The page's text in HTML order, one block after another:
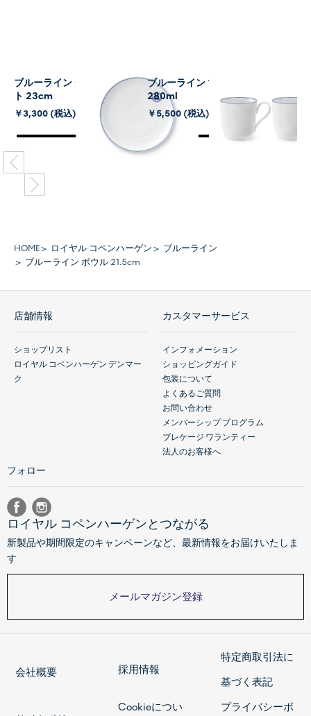
ブルーライン クーププレー
ト 23cm
￥3,300 (税込)
ブルーライン マグ ペア
280ml
￥5,500 (税込)
HOME ロイヤル コペンハーゲン
ブルーライン
ブルーライン ボウル 21.5cm
店舗情報
ショップリスト
ロイヤル コペンハーゲン デンマー
ク
カスタマーサービス
インフォメーション
ショッピングガイド
包装について
よくあるご質問
お問い合わせ
メンバーシップ プログラム
ブレケージ ワランティー
法人のお客様へ
フォロー
ロイヤル コペンハーゲンとつながる
新製品や期間限定のキャンペーンなど、最新情報をお届けいたしま
す
メールマガジン登録
会社概要 採用情報
特定商取引法に
基づく表記
Cookieについ プライバシーポ